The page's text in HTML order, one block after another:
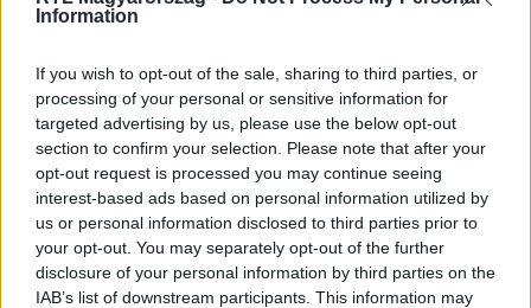
Information
If you wish to opt-out of the sale, sharing to third parties, or
processing of your personal or sensitive information for
targeted advertising by us, please use the below opt-out
section to confirm your selection. Please note that after your
opt-out request is processed you may continue seeing
interest-based ads based on personal information utilized by
us or personal information disclosed to third parties prior to
your opt-out. You may separately opt-out of the further
disclosure of your personal information by third parties on the
IAB’s list of downstream participants. This information may
Kövess minket, és értesülj a friss hírekről a
Facebookon is!
Követem